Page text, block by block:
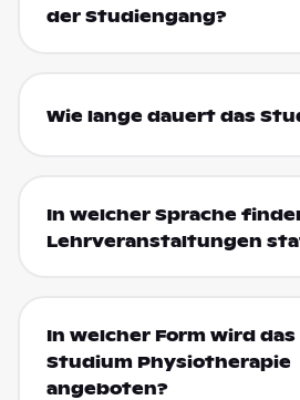
der Studiengang?
Wie lange dauert das
In welcher Sprache
Lehrveranstaltungen
In welcher Form wird das
Studium Physiotherapie
angeboten?